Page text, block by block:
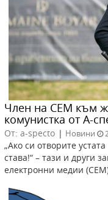
Член на СЕМ към
комунистка от А-
От: a-specto | Новини
„Ако си отворите
става!“ – тази и други
електронни медии